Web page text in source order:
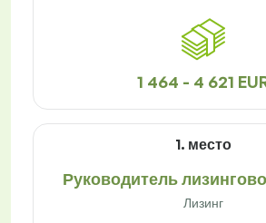
1 464 - 4 621
1. место
Руководитель
Лизинг